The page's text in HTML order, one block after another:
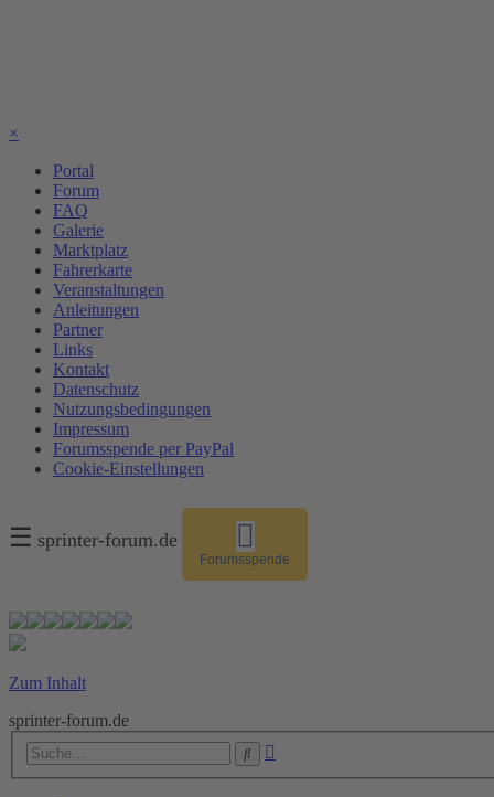
×
Portal
Forum
FAQ
Galerie
Marktplatz
Fahrerkarte
Veranstaltungen
Anleitungen
Partner
Links
Kontakt
Datenschutz
Nutzungsbedingungen
Impressum
Forumsspende per PayPal
Cookie-Einstellungen
☰ sprinter-forum.de
Forumsspende
Zum Inhalt
sprinter-forum.de
Suche